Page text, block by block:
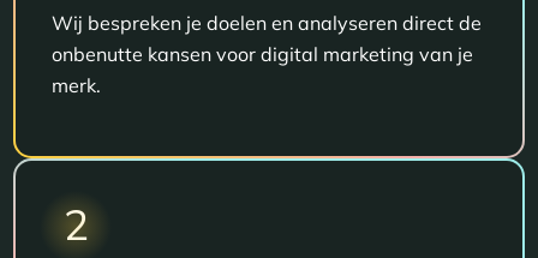
Wij bespreken je doelen en analyseren direct de
onbenutte kansen voor digital marketing van je
merk.
2